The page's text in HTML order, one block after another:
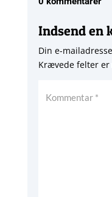
Indsend en
Din e-
Krævede felter er